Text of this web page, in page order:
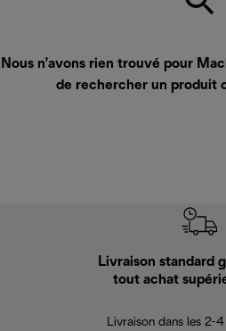
Nous n’avons rien trouvé pour
de rechercher un produit
Livraison standard
tout achat
Livraison dans les 2-